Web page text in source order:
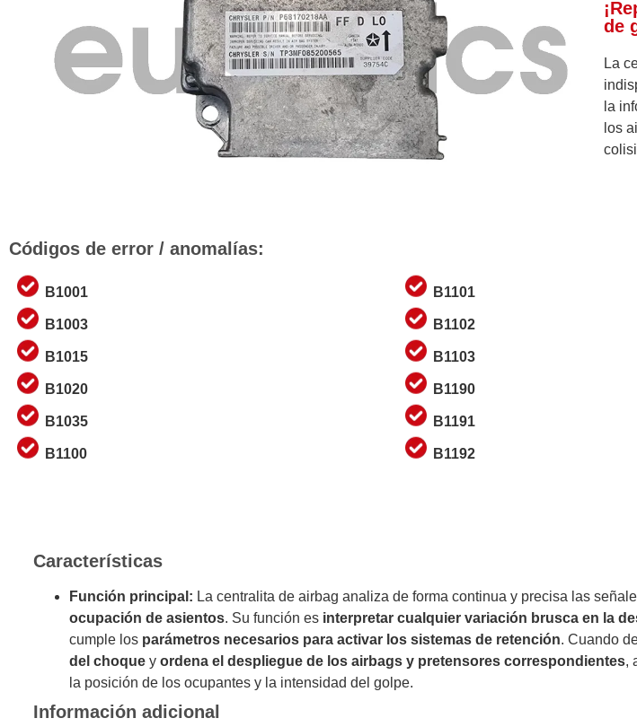
de
La
la
los
Códigos de error / anomalías:
B1001
B1003
B1015
B1020
B1035
B1100
B1101
B1102
B1103
B1190
B1191
B1192
Características
Función principal: La centralita de airbag analiza de forma continua y precisa las
ocupación de asientos. Su función es interpretar cualquier variación brusca en la
cumple los parámetros necesarios para activar los sistemas de retención. Cuando
del choquey ordena el despliegue de los airbags y pretensores correspondientes,
la posición de los ocupantes y la intensidad del golpe.
Información adicional